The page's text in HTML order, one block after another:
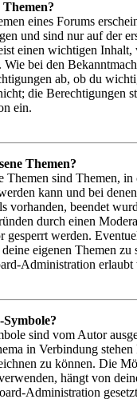
eines Forums
und sind nur auf der
einen wichtigen Inhalt,
Wie bei den
ab, ob du
die Berechtigungen
ein.
Themen?
Themen sind Themen,
kann und bei
vorhanden, beendet
durch einen
gesperrt werden.
eigenen Themen zu
Administration erlaubt
sind vom Autor
in Verbindung stehen
zu können. Die
hängt von
Administration